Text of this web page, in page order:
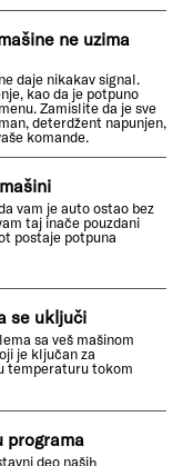
ne uzima
daje nikakav signal.
kao da je potpuno
Zamislite da je sve
deterdžent napunjen,
komande.
vam je auto ostao bez
taj inače pouzdani
postaje potpuna
se uključi
sa veš mašinom
je ključan za
temperaturu tokom
programa
deo naših